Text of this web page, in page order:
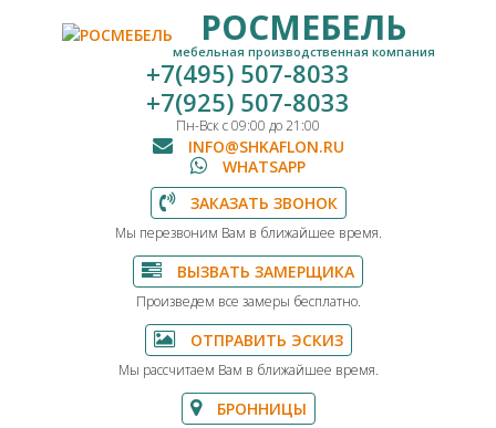
РОСМЕБЕЛЬ
мебельная производственная компания
+7(495) 507-8033
+7(925) 507-8033
Пн-Вск с 09:00 до 21:00
INFO@SHKAFLON.RU
WHATSAPP
ЗАКАЗАТЬ ЗВОНОК
Мы перезвоним Вам в ближайшее время.
ВЫЗВАТЬ ЗАМЕРЩИКА
Произведем все замеры бесплатно.
ОТПРАВИТЬ ЭСКИЗ
Мы рассчитаем Вам в ближайшее время.
БРОННИЦЫ